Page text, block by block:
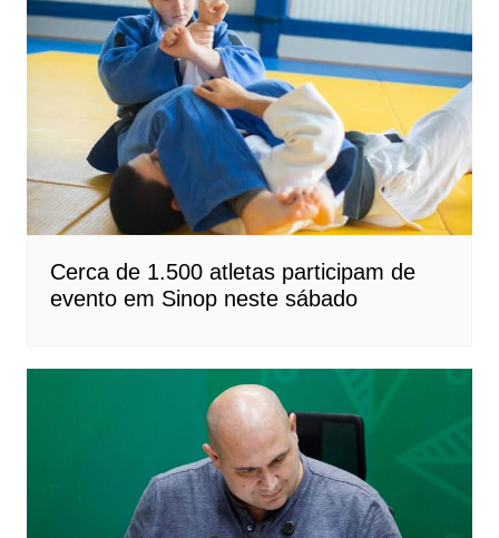
Cerca de 1.500 atletas participam de
evento em Sinop neste sábado